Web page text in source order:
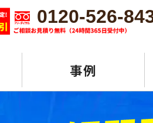
0120-526-
事例